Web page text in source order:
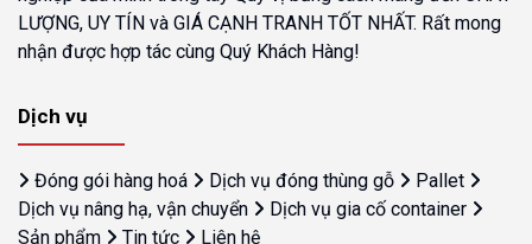
LƯỢNG, UY TÍN và GIÁ CẠNH TRANH TỐT NHẤT. Rất mong
nhận được hợp tác cùng Quý Khách Hàng!
Dịch vụ
Đóng gói hàng hoá Dịch vụ đóng thùng gỗ
Pallet
Dịch vụ nâng hạ, vận chuyển
Dịch vụ gia cố container
Sản phẩm
Tin tức Liên hệ